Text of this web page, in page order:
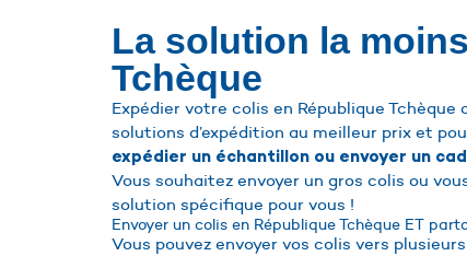
La solution la
Tchèque
Expédier votre colis en République
solutions d’expédition au meilleur prix et
expédier un échantillon ou envoyer un
Vous souhaitez envoyer un gros colis ou
solution spécifique pour vous !
Envoyer un colis en République Tchèque ET
Vous pouvez envoyer vos colis vers